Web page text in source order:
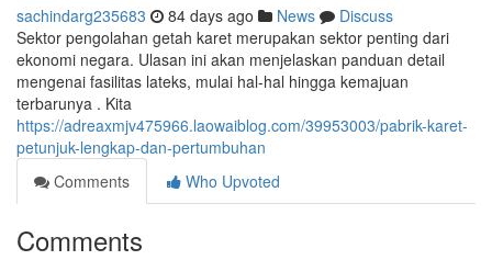
sachindarg235683 84 days ago News
Discuss
Sektor pengolahan getah karet merupakan sektor penting dari
ekonomi negara. Ulasan ini akan menjelaskan panduan detail
mengenai fasilitas lateks, mulai hal-hal hingga kemajuan
terbarunya . Kita
https://adreaxmjv475966.laowaiblog.com/39953003/pabrik-karet-
petunjuk-lengkap-dan-pertumbuhan
Comments
Who Upvoted
Comments